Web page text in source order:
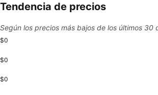
Tendencia de precios
Según los precios más bajos de los últimos 30
$0
$0
$0